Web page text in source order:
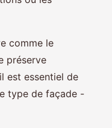
comme le
préserve
est essentiel de
type de façade -